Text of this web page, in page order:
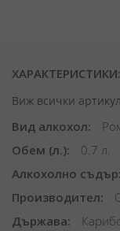
ХАРАКТЕРИСТИКИ:
Виж всички
Вид алкохол
Обем (л.)
0.7 л.
Алкохолно
Производител
Държава